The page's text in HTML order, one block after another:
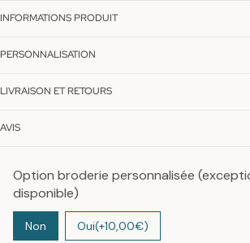
INFORMATIONS PRODUIT
PERSONNALISATION
LIVRAISON ET RETOURS
AVIS
Option broderie personnalisée
disponible)
Non Oui(+10,00€)